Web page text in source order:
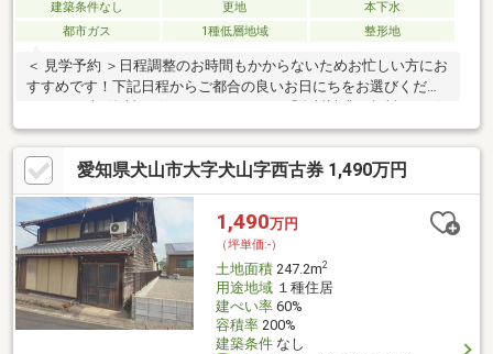
建築条件なし 更地
本下水
都市ガス
1種低層地域 整形地
＜ 見学予約 ＞日程調整のお時間もかからないためお忙しい方にお
すすめです！下記日程からご都合の良いお日にちをお選びくださ
タンをクリック！＜ 担当者と話したい ＞【通話無料】0120-339-
270スマホの方は青の「電話マーク」をクリック！担当：向井
愛知県犬山市大字犬山字西古券 1,490万円
1,490万円
（坪単価:-）
土地面積247.2m2
用途地域１種住居
建ぺい率60%
容積率200%
建築条件なし